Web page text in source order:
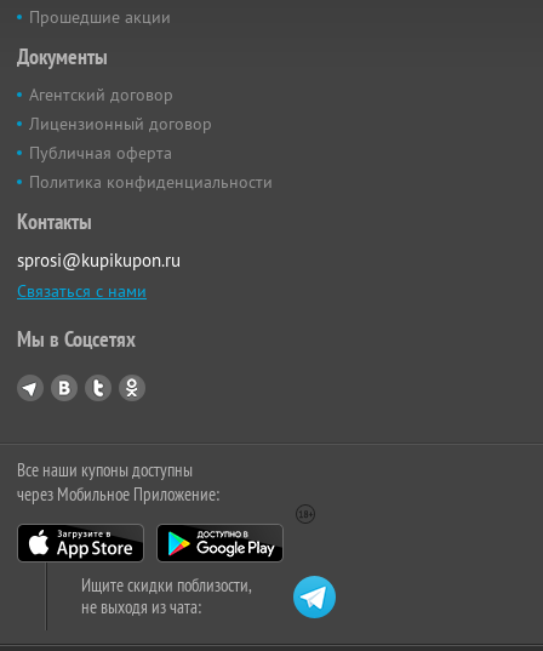
Прошедшие акции
Документы
Агентский договор
Лицензионный договор
Публичная оферта
Политика конфиденциальности
Контакты
sprosi@kupikupon.ru
Связаться с нами
Мы в Соцсетях
Все наши купоны доступны
через Мобильное Приложение:
Ищите скидки поблизости,
не выходя из чата: